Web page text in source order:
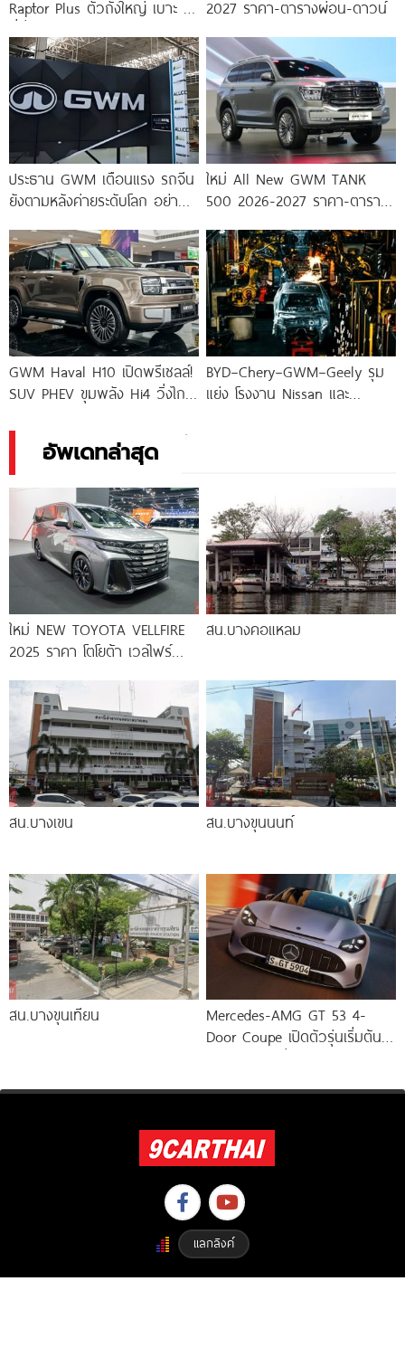
Raptor Plus ตัวถังใหญ่ เบาะ 7
2027 ราคา-ตารางผ่อน-ดาวน์
ประธาน GWM เตือนแรง รถจีน
ยังตามหลังค่ายระดับโลก อย่า
ใหม่ All New GWM TANK
500 2026-2027 ราคา-ตาราง
GWM Haval H10 เปิดพรีเซลล์!
SUV PHEV ขุมพลัง Hi4 วิ่งไกล
BYD–Chery–GWM–Geely รุม
แย่ง โรงงาน Nissan และ
อัพเดทล่าสุด
ใหม่ NEW TOYOTA VELLFIRE
2025 ราคา โตโยต้า เวลไฟร์
สน.บางคอแหลม
สน.บางเขน สน.บางขุนนนท์
สน.บางขุนเทียน
Mercedes-AMG GT 53 4-
Door Coupe เปิดตัวรุ่นเริ่มต้น
แลกลิงค์